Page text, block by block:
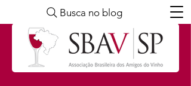
Busca no blog